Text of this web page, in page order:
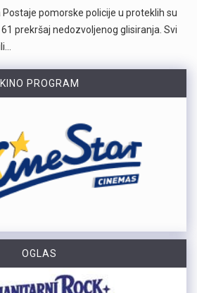
Postaje pomorske policije u proteklih su
prekršaj nedozvoljenog glisiranja. Svi
KINO PROGRAM
OGLAS